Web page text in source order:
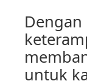
untuk